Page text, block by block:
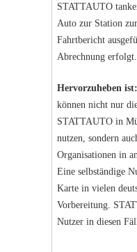
STATTAUTO
Auto zur Station
Fahrtbericht
Abrechnung erfolgt.
Hervorzuheben ist:
können nicht nur
STATTAUTO in
nutzen, sondern
Organisationen in
Eine selbständige
Karte in vielen
Vorbereitung.
Nutzer in diesen